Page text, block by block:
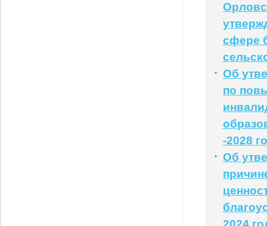
сфере
Об
по
-2028
Об